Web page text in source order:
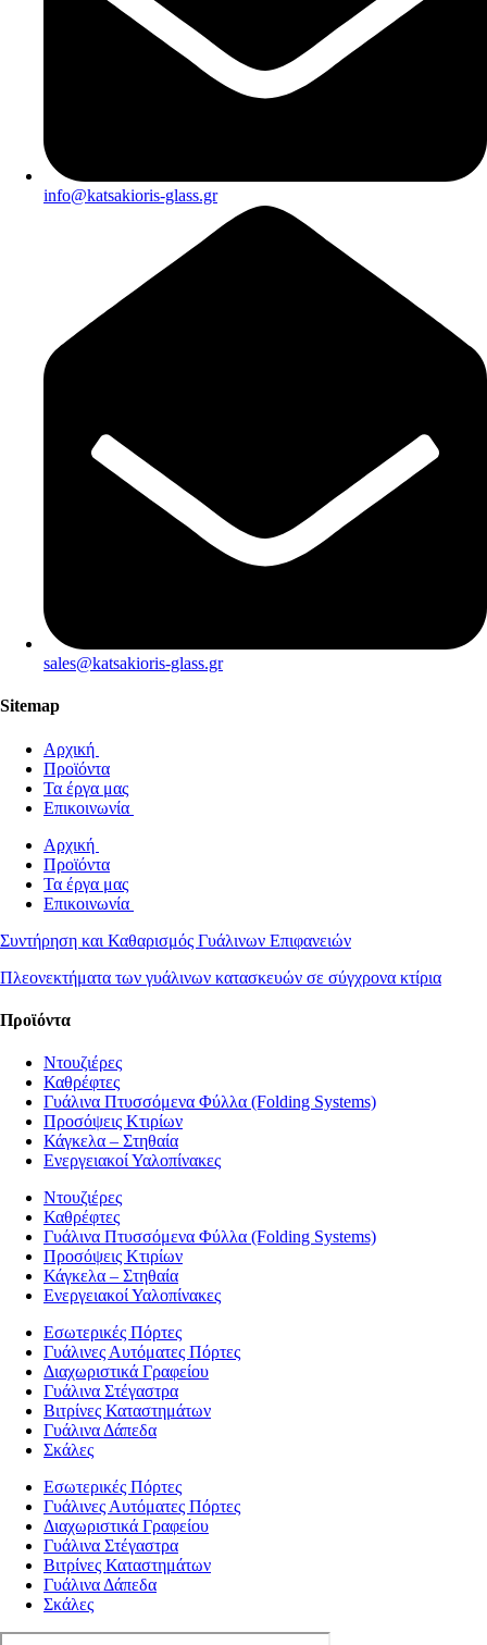
info@katsakioris-glass.gr
sales@katsakioris-glass.gr
Sitemap
Αρχική
Προϊόντα
Τα έργα μας
Επικοινωνία
Αρχική
Προϊόντα
Τα έργα μας
Επικοινωνία
Συντήρηση και Καθαρισμός Γυάλινων Επιφανειών
Πλεονεκτήματα των γυάλινων κατασκευών σε σύγχρονα κτίρια
Προϊόντα
Ντουζιέρες
Καθρέφτες
Γυάλινα Πτυσσόμενα Φύλλα (Folding Systems)
Προσόψεις Κτιρίων
Κάγκελα – Στηθαία
Ενεργειακοί Υαλοπίνακες
Ντουζιέρες
Καθρέφτες
Γυάλινα Πτυσσόμενα Φύλλα (Folding Systems)
Προσόψεις Κτιρίων
Κάγκελα – Στηθαία
Ενεργειακοί Υαλοπίνακες
Εσωτερικές Πόρτες
Γυάλινες Αυτόματες Πόρτες
Διαχωριστικά Γραφείου
Γυάλινα Στέγαστρα
Βιτρίνες Καταστημάτων
Γυάλινα Δάπεδα
Σκάλες
Εσωτερικές Πόρτες
Γυάλινες Αυτόματες Πόρτες
Διαχωριστικά Γραφείου
Γυάλινα Στέγαστρα
Βιτρίνες Καταστημάτων
Γυάλινα Δάπεδα
Σκάλες